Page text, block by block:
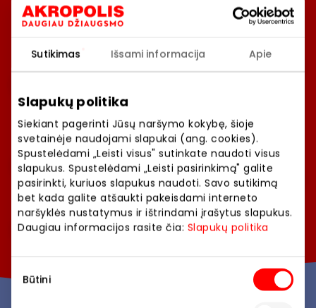
Sutikimas Išsami informacija Apie
Slapukų politika
Siekiant pagerinti Jūsų naršymo kokybę, šioje
svetainėje naudojami slapukai (ang. cookies).
Spustelėdami „Leisti visus" sutinkate naudoti visus
slapukus. Spustelėdami „Leisti pasirinkimą" galite
pasirinkti, kuriuos slapukus naudoti. Savo sutikimą
bet kada galite atšaukti pakeisdami interneto
naršyklės nustatymus ir ištrindami įrašytus slapukus.
Daugiau informacijos rasite čia: Slapukų politika
pasirinkimas
Būtini
Visos parduotuvės